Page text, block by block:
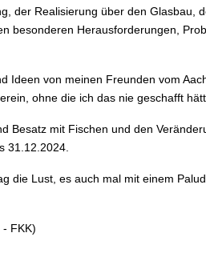
der Realisierung über den Glasbau,
besonderen Herausforderungen,
Ideen von meinen Freunden vom
ohne die ich das nie geschafft
Besatz mit Fischen und den
31.12.2024.
die Lust, es auch mal mit einem
FKK)